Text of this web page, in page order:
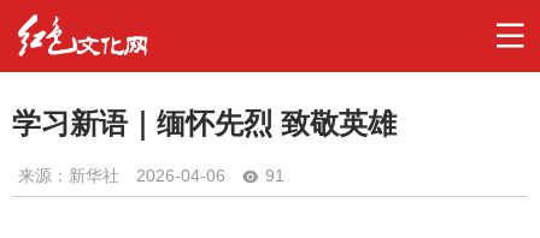
学习新语｜缅怀先烈 致敬英雄
来源：新华社 2026-04-06 91